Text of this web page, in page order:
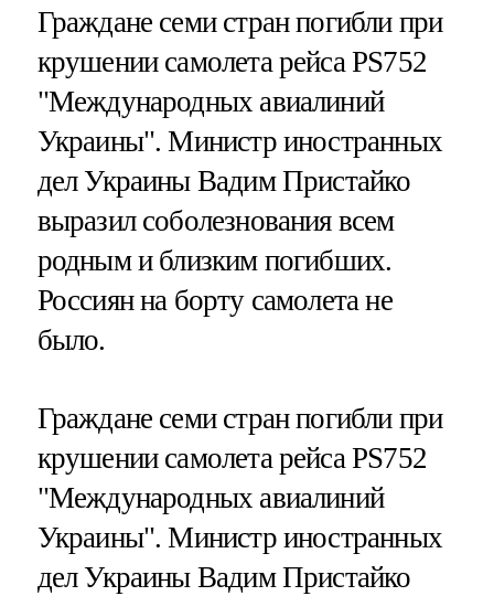
Граждане семи стран погибли при
крушении самолета рейса PS752
"Международных авиалиний
Украины". Министр иностранных
дел Украины Вадим Пристайко
выразил соболезнования всем
родным и близким погибших.
Россиян на борту самолета не
было.
Граждане семи стран погибли при
крушении самолета рейса PS752
"Международных авиалиний
Украины". Министр иностранных
дел Украины Вадим Пристайко